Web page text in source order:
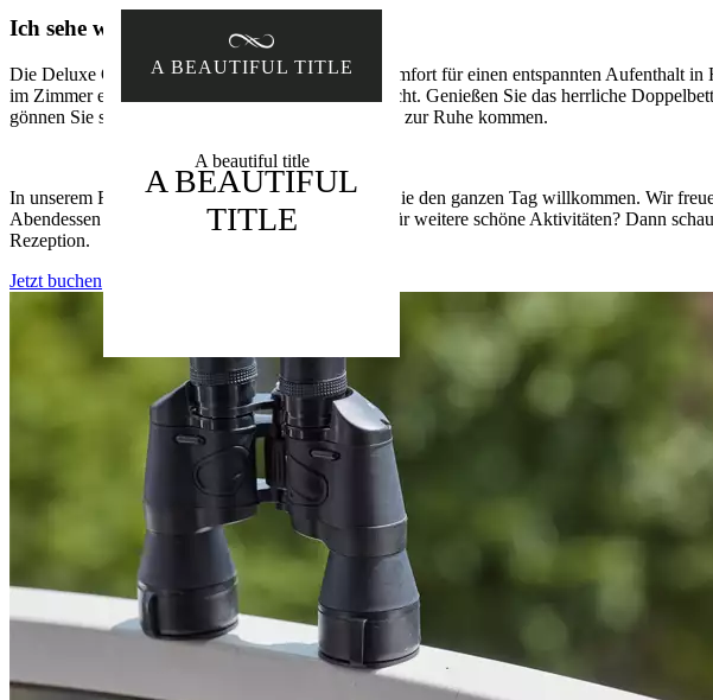
A BEAUTIFUL TITLE
A beautiful title
A BEAUTIFUL
TITLE
Ich sehe was, was du nicht siehst ...
Die Deluxe One with View bietet viel Platz und Komfort für einen entspannten Aufenthalt
im Zimmer entdecken Sie noch mehr von der Aussicht. Genießen Sie das herrliche
gönnen Sie sich etwas aus der Minibar, während Sie zur Ruhe kommen.
In unserem Restaurant Bar & Kitchen Zocher sind Sie den ganzen Tag willkommen. Wir
Abendessen oder einen Drink. Möchten Sie Tipps für weitere schöne Aktivitäten? Dann
Rezeption.
Jetzt buchen